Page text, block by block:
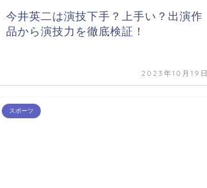
今井英二は演技下手？上手い？出演作
品から演技力を徹底検証！
2023年10月19日
スポーツ